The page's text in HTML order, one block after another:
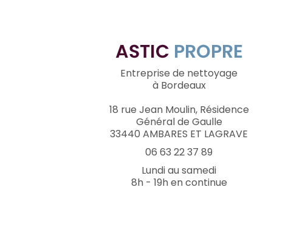
Entreprise de nettoyage
à Bordeaux
18 rue Jean Moulin, Résidence
Général de Gaulle
33440 AMBARES ET LAGRAVE
06 63 22 37 89
Lundi au samedi
8h - 19h en continue